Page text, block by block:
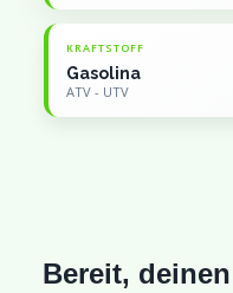
KRAFTSTOFF
Gasolina
ATV - UTV
Bereit,